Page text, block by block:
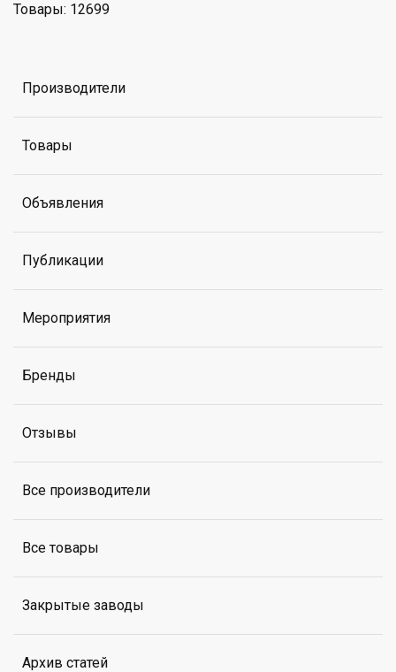
Товары: 12699
Производители
Товары
Объявления
Публикации
Мероприятия
Бренды
Отзывы
Все производители
Все товары
Закрытые заводы
Архив статей